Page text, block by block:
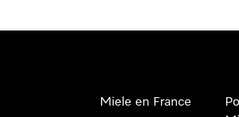
Miele en France